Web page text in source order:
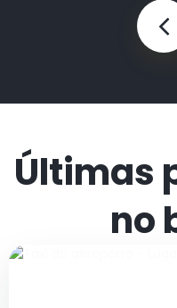
Últimas
no